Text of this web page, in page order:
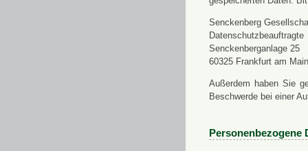
Senckenberg
Datenschutzbeauftragte
Senckenberganlage 25
60325 Frankfurt am Main
Außerdem haben Sie
Beschwerde bei einer
Personenbezogene